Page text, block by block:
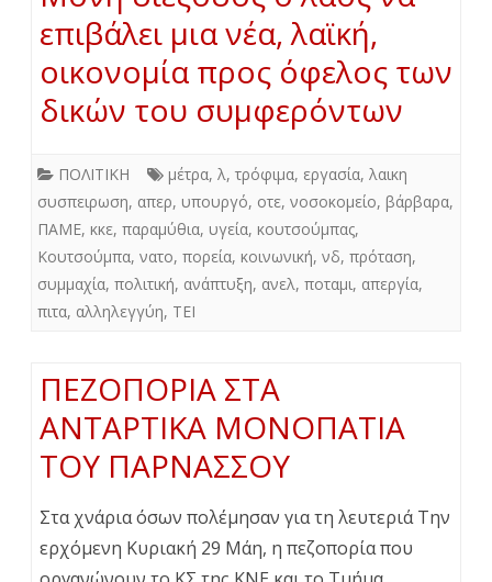
επιβάλει μια νέα, λαϊκή,
οικονομία προς όφελος των
δικών του συμφερόντων
ΠΟΛΙΤΙΚΗ μέτρα, λ, τρόφιμα, εργασία, λαικη
συσπειρωση, απερ, υπουργό, οτε, νοσοκομείο, βάρβαρα,
ΠΑΜΕ, κκε, παραμύθια, υγεία, κουτσούμπας,
Κουτσούμπα, νατο, πορεία, κοινωνική, νδ, πρόταση,
συμμαχία, πολιτική, ανάπτυξη, ανελ, ποταμι, απεργία,
πιτα, αλληλεγγύη, ΤΕΙ
ΠΕΖΟΠΟΡΙΑ ΣΤΑ
ΑΝΤΑΡΤΙΚΑ ΜΟΝΟΠΑΤΙΑ
ΤΟΥ ΠΑΡΝΑΣΣΟΥ
Στα χνάρια όσων πολέμησαν για τη λευτεριά Την
ερχόμενη Κυριακή 29 Μάη, η πεζοπορία που